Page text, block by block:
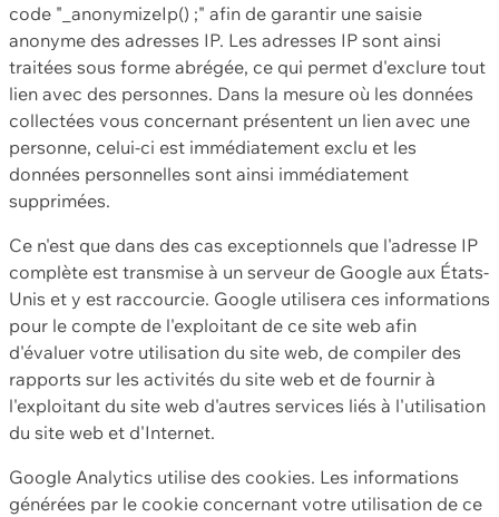
code "_anonymizeIp() ;" afin de garantir une saisie
anonyme des adresses IP. Les adresses IP sont ainsi
traitées sous forme abrégée, ce qui permet d'exclure tout
lien avec des personnes. Dans la mesure où les données
collectées vous concernant présentent un lien avec une
personne, celui-ci est immédiatement exclu et les
données personnelles sont ainsi immédiatement
supprimées.
Ce n'est que dans des cas exceptionnels que l'adresse IP
complète est transmise à un serveur de Google aux États-
Unis et y est raccourcie. Google utilisera ces informations
pour le compte de l'exploitant de ce site web afin
d'évaluer votre utilisation du site web, de compiler des
rapports sur les activités du site web et de fournir à
l'exploitant du site web d'autres services liés à l'utilisation
du site web et d'Internet.
Google Analytics utilise des cookies. Les informations
générées par le cookie concernant votre utilisation de ce